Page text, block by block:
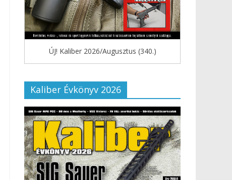
ÚJ! Kaliber 2026/Augusztus (340.)
Kaliber Évkönyv 2026